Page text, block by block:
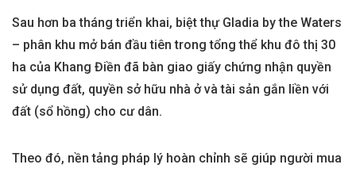
Sau hơn ba tháng triển khai, biệt thự Gladia by the Waters
– phân khu mở bán đầu tiên trong tổng thể khu đô thị 30
ha của Khang Điền đã bàn giao giấy chứng nhận quyền
sử dụng đất, quyền sở hữu nhà ở và tài sản gắn liền với
đất (sổ hồng) cho cư dân.
Theo đó, nền tảng pháp lý hoàn chỉnh sẽ giúp người mua